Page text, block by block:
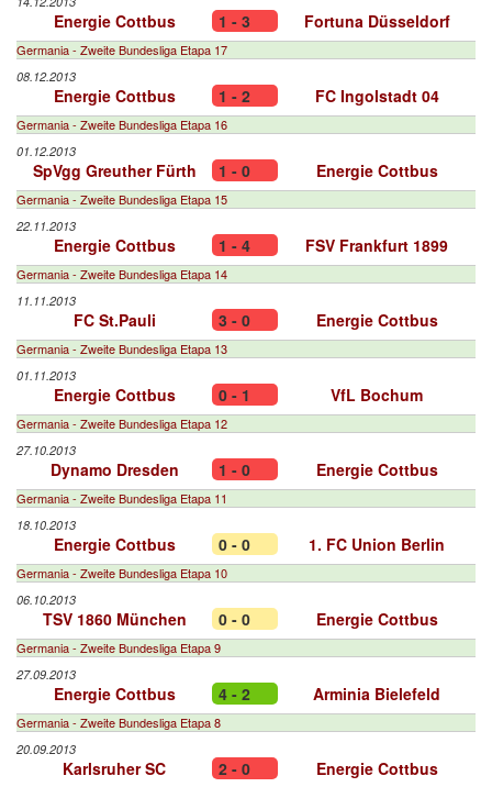
Energie Cottbus 1 - 3 Fortuna Düsseldorf
Germania - Zweite Bundesliga Etapa 17
08.12.2013
Energie Cottbus 1 - 2 FC Ingolstadt 04
Germania - Zweite Bundesliga Etapa 16
01.12.2013
SpVgg Greuther Fürth 1 - 0 Energie Cottbus
Germania - Zweite Bundesliga Etapa 15
22.11.2013
Energie Cottbus 1 - 4 FSV Frankfurt 1899
Germania - Zweite Bundesliga Etapa 14
11.11.2013
FC St.Pauli 3 - 0 Energie Cottbus
Germania - Zweite Bundesliga Etapa 13
01.11.2013
Energie Cottbus 0 - 1 VfL Bochum
Germania - Zweite Bundesliga Etapa 12
27.10.2013
Dynamo Dresden 1 - 0 Energie Cottbus
Germania - Zweite Bundesliga Etapa 11
18.10.2013
Energie Cottbus 0 - 0 1. FC Union Berlin
Germania - Zweite Bundesliga Etapa 10
06.10.2013
TSV 1860 München 0 - 0 Energie Cottbus
Germania - Zweite Bundesliga Etapa 9
27.09.2013
Energie Cottbus 4 - 2 Arminia Bielefeld
Germania - Zweite Bundesliga Etapa 8
20.09.2013
Karlsruher SC 2 - 0 Energie Cottbus